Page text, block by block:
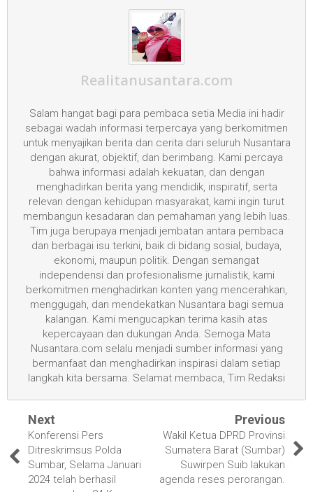
Realitanusantara.com
Salam hangat bagi para pembaca setia Media ini hadir
sebagai wadah informasi terpercaya yang berkomitmen
untuk menyajikan berita dan cerita dari seluruh Nusantara
dengan akurat, objektif, dan berimbang. Kami percaya
bahwa informasi adalah kekuatan, dan dengan
menghadirkan berita yang mendidik, inspiratif, serta
relevan dengan kehidupan masyarakat, kami ingin turut
membangun kesadaran dan pemahaman yang lebih luas.
Tim juga berupaya menjadi jembatan antara pembaca
dan berbagai isu terkini, baik di bidang sosial, budaya,
ekonomi, maupun politik. Dengan semangat
independensi dan profesionalisme jurnalistik, kami
berkomitmen menghadirkan konten yang mencerahkan,
menggugah, dan mendekatkan Nusantara bagi semua
kalangan. Kami mengucapkan terima kasih atas
kepercayaan dan dukungan Anda. Semoga Mata
Nusantara.com selalu menjadi sumber informasi yang
bermanfaat dan menghadirkan inspirasi dalam setiap
langkah kita bersama. Selamat membaca, Tim Redaksi
Next
Konferensi Pers
Ditreskrimsus Polda
Sumbar, Selama Januari
2024 telah berhasil
Previous
Wakil Ketua DPRD Provinsi
Sumatera Barat (Sumbar)
Suwirpen Suib lakukan
agenda reses perorangan.